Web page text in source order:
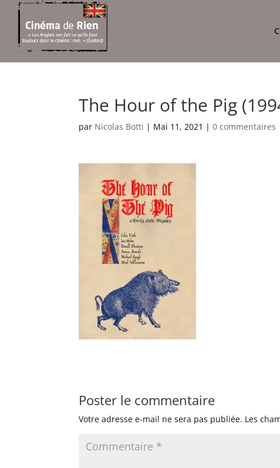
The Hour of the Pig
par Nicolas Botti | Mai 11, 2021 |0 commentaires
Poster le commentaire
Votre adresse e-mail ne sera pas publiée. Les